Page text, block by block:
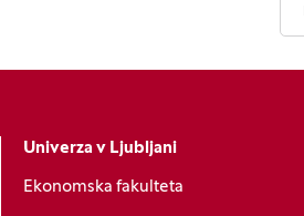
Univerza v Ljubljani
Ekonomska fakulteta